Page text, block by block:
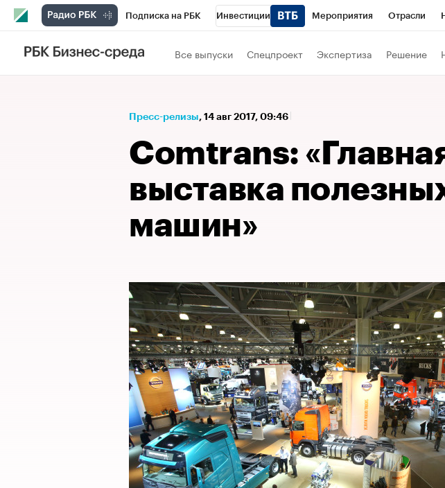
Подписка на РБК Инвестиции Мероприятия Отрасли
Спорт
Технологии и медиа Рынок наличной валюты
Все выпуски Спецпроект Экспертиза Решение
Пресс-релизы⁠, 14 авг 2017, 09:46
Comtrans:
выставка
машин»